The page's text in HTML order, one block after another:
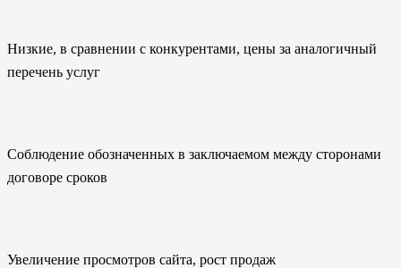
Низкие, в сравнении с конкурентами, цены за аналогичный
перечень услуг
Соблюдение обозначенных в заключаемом между сторонами
договоре сроков
Увеличение просмотров сайта, рост продаж